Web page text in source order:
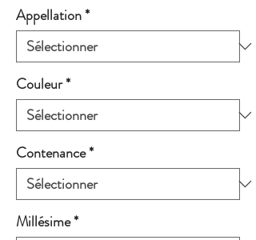
Appellation*
Couleur*
Contenance*
Millésime*